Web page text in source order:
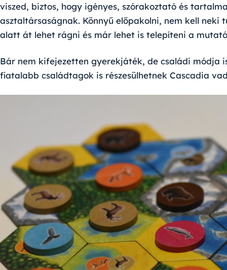
viszed, biztos, hogy igényes, szórakoztató és
asztaltársaságnak. Könnyű előpakolni, nem kell
alatt át lehet rágni és már lehet is telepíteni a
Bár nem kifejezetten gyerekjáték, de családi módja
fiatalabb családtagok is részesülhetnek Cascadia